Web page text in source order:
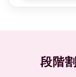
段階